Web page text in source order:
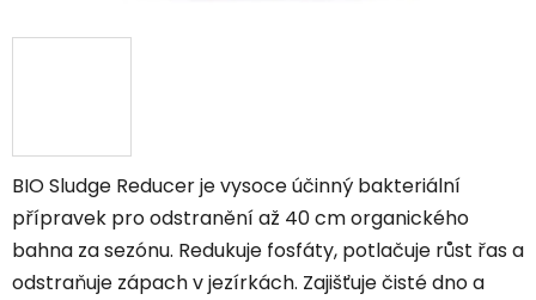
BIO Sludge Reducer je vysoce účinný bakteriální
přípravek pro odstranění až 40 cm organického
bahna za sezónu. Redukuje fosfáty, potlačuje růst řas a
odstraňuje zápach v jezírkách. Zajišťuje čisté dno a